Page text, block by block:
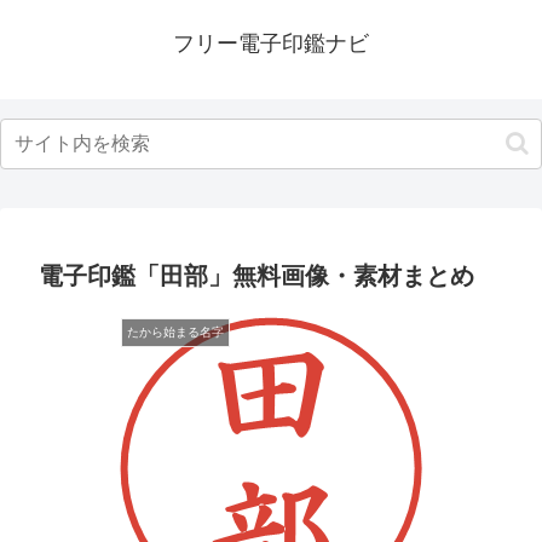
フリー電子印鑑ナビ
電子印鑑「田部」無料画像・素材まとめ
たから始まる名字